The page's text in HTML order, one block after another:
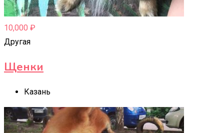
10,000 ₽
Другая
Щенки
Казань